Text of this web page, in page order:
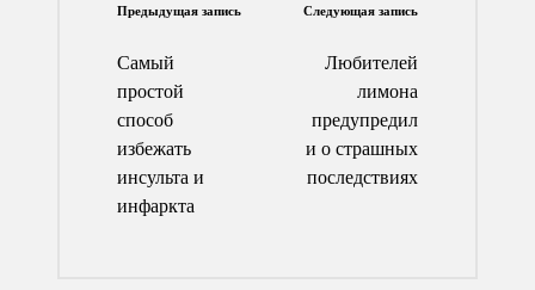
Навигация
по
записям
Предыдущая запись
Самый
простой
способ
избежать
инсульта и
инфаркта
Следующая запись
Любителей
лимона
предупредил
и о страшных
последствиях